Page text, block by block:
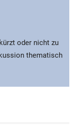
oder nicht zu
thematisch